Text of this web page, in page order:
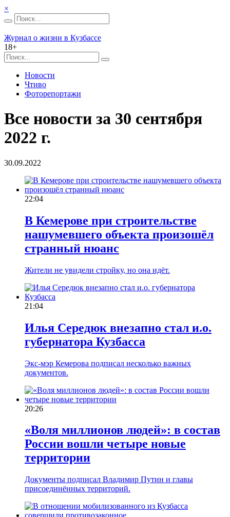
×
Журнал о жизни в Кузбассе
18+
Новости
Чтиво
Фоторепортажи
Все новости за 30 сентября
2022 г.
30.09.2022
22:04
В Кемерове при строительстве
нашумевшего объекта произошёл
странный нюанс
Жители не увидели стройку, но она идёт.
21:04
Илья Середюк внезапно стал и.о.
губернатора Кузбасса
Экс-мэр Кемерова подписал несколько важных
документов.
20:26
«Воля миллионов людей»: в состав
России вошли четыре новые
территории
Документы подписал Владимир Путин и главы
присоединённых территорий.